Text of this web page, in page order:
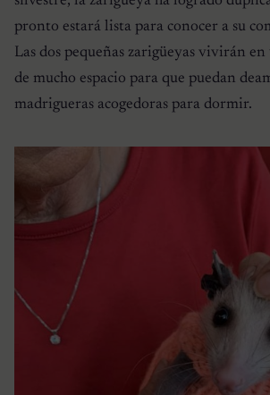
pronto estará lista para conocer a su
Las dos pequeñas zarigüeyas vivirán
de mucho espacio para que puedan
madrigueras acogedoras para dormir.